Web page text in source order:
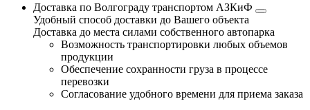
Доставка по Волгограду транспортом АЗКиФ
Удобный способ доставки до Вашего объекта
Доставка до места силами собственного автопарка
Возможность транспортировки любых объемов
продукции
Обеспечение сохранности груза в процессе
перевозки
Согласование удобного времени для приема заказа